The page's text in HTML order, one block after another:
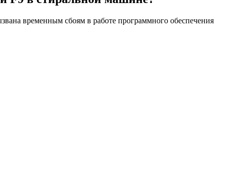
временным сбоям в работе программного обеспечения